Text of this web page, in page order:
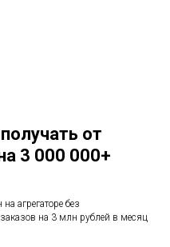
от
3 000 000+
агрегаторе без
на 3 млн рублей в месяц